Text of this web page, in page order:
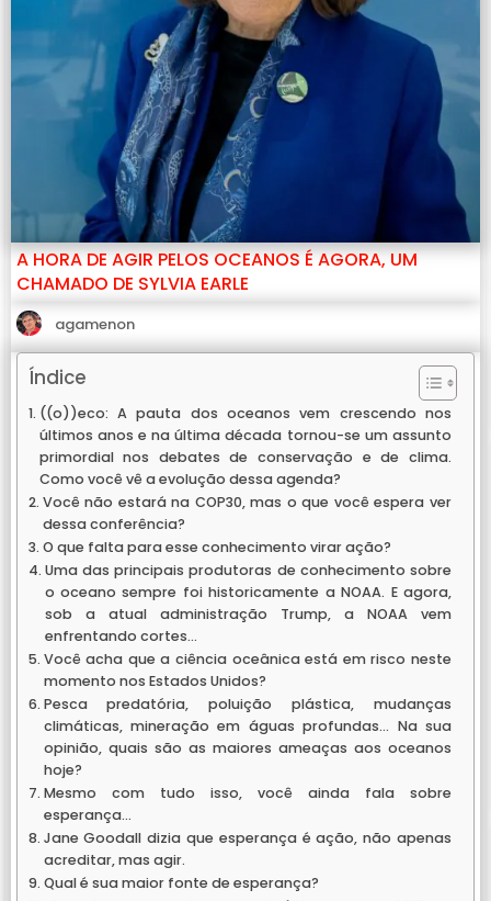
A HORA DE AGIR PELOS OCEANOS É AGORA, UM
CHAMADO DE SYLVIA EARLE
agamenon
Índice
((o))eco: A pauta dos oceanos vem crescendo nos
últimos anos e na última década tornou-se um assunto
primordial nos debates de conservação e de clima.
Como você vê a evolução dessa agenda?
Você não estará na COP30, mas o que você espera ver
dessa conferência?
O que falta para esse conhecimento virar ação?
Uma das principais produtoras de conhecimento sobre
o oceano sempre foi historicamente a NOAA. E agora,
sob a atual administração Trump, a NOAA vem
enfrentando cortes…
Você acha que a ciência oceânica está em risco neste
momento nos Estados Unidos?
Pesca predatória, poluição plástica, mudanças
climáticas, mineração em águas profundas… Na sua
opinião, quais são as maiores ameaças aos oceanos
hoje?
Mesmo com tudo isso, você ainda fala sobre
esperança…
Jane Goodall dizia que esperança é ação, não apenas
acreditar, mas agir.
Qual é sua maior fonte de esperança?